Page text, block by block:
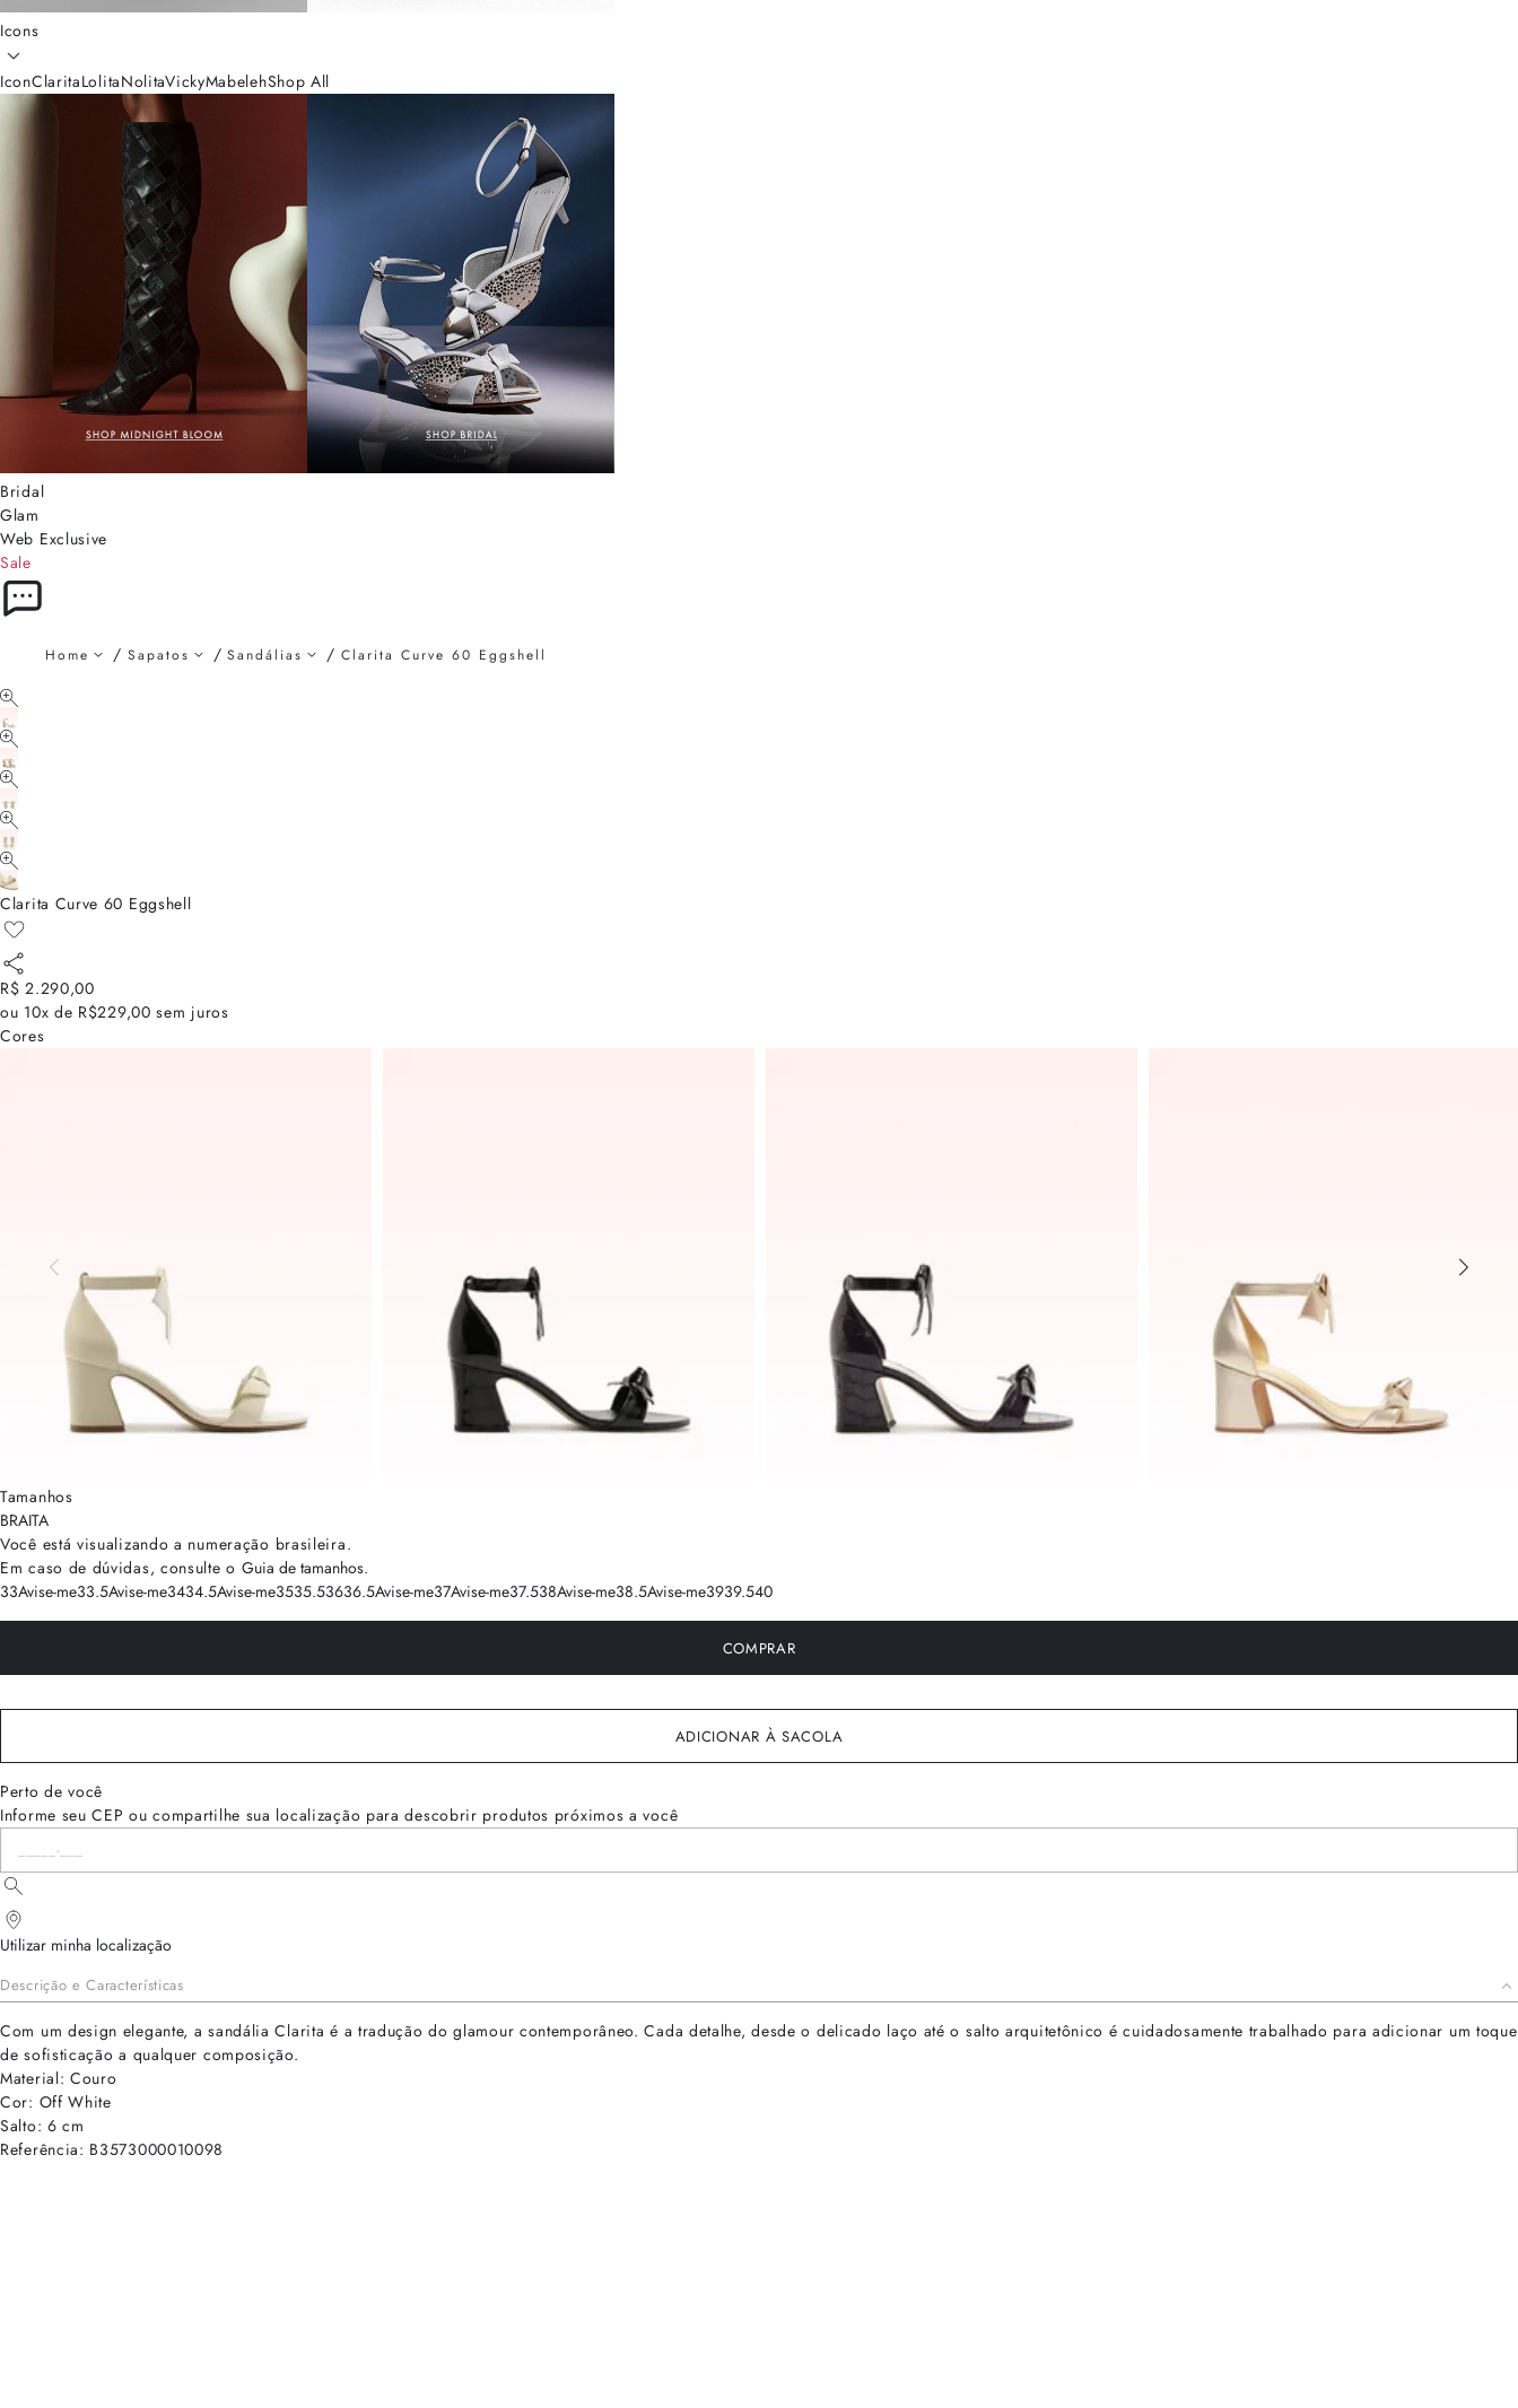
Icons
IconClaritaLolitaNolitaVickyMabelehShop All
Bridal
Glam
Web Exclusive
Sale
Home Sapatos Sandálias Clarita Curve 60 Eggshell
Clarita Curve 60 Eggshell
R$ 2.290,00
ou 10x de R$229,00 sem juros
Cores
Tamanhos
BRAITA
Você está visualizando a numeração brasileira.
Em caso de dúvidas, consulte o Guia de tamanhos.
33Avise-me33.5Avise-me3434.5Avise-me3535.53636.5Avise-me37Avise-me37.538Avise-me38.5Avise-me3939.540
COMPRAR
ADICIONAR À SACOLA
Perto de você
Informe seu CEP ou compartilhe sua localização para descobrir produtos próximos a você
Utilizar minha localização
Descrição e Características
Com um design elegante, a sandália Clarita é a tradução do glamour contemporâneo. Cada detalhe, desde o delicado laço até o salto arquitetônico é cuidadosamente trabalhado para adicionar um toque
de sofisticação a qualquer composição.
Material: Couro
Cor: Off White
Salto: 6 cm
Referência: B3573000010098